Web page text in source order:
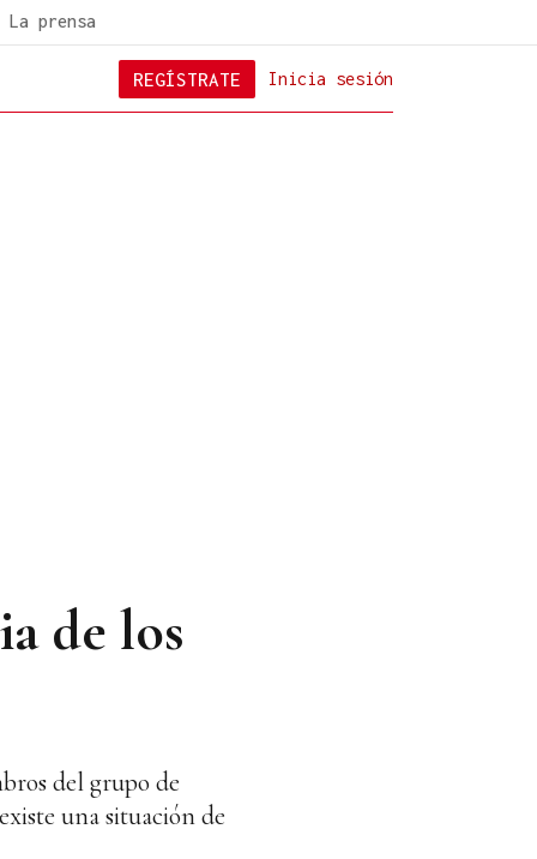
La prensa
Inicia sesión
REGÍSTRATE
de los
del grupo de
una situación de